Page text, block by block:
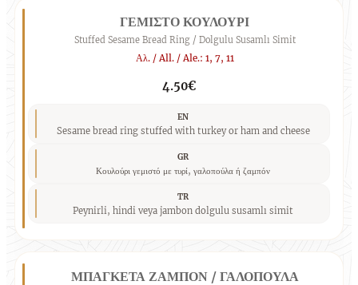
ΓΕΜΙΣΤΟ ΚΟΥΛΟΥΡΙ
Stuffed Sesame Bread Ring / Dolgulu Susamlı Simit
Αλ. / All. / Ale.: 1, 7, 11
4.50€
EN
Sesame bread ring stuffed with turkey or ham and cheese
GR
Κουλούρι γεμιστό με τυρί, γαλοπούλα ή ζαμπόν
TR
Peynirli, hindi veya jambon dolgulu susamlı simit
ΜΠΑΓΚΕΤΑ ΖΑΜΠΟΝ / ΓΑΛΟΠΟΥΛΑ